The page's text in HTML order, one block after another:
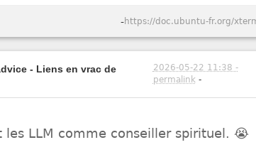
-https://doc.ubuntu-fr.org/
- Liens en vrac de
2026-05-22 11:38 -
permalink -
LLM comme conseiller spirituel. 😭